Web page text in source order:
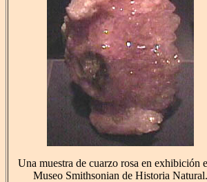
Una muestra de cuarzo rosa en exhibición
Museo Smithsonian de Historia Natural.